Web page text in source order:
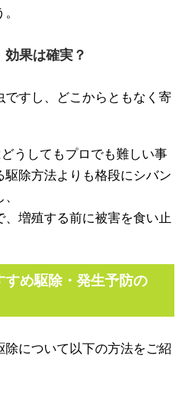
果は確実？
ですし、どこからともなく寄
うしてもプロでも難しい事
駆除方法よりも格段にシバン
増殖する前に被害を食い止
すめ駆除・発生予防の
について以下の方法をご紹